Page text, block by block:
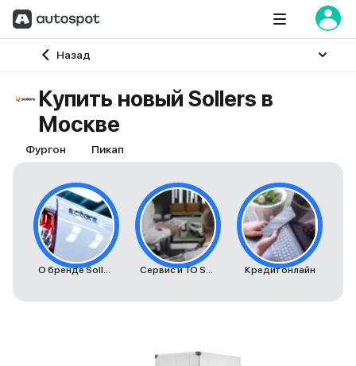
Назад
Главная
Купить новый Sollers в
Москве
Фургон Пикап
О бренде Sollers Сервис и ТО Sollers Кредит онлайн